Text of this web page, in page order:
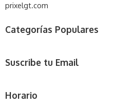
prixelgt.com
Categorías Populares
Suscribe tu Email
Horario